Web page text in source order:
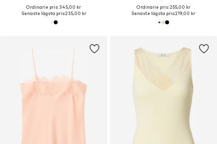
Ordinarie pris: 345,00 kr
Senaste lägsta pris:235,00 kr
Ordinarie pris: 255,00 kr
Senaste lägsta pris:219,00 kr